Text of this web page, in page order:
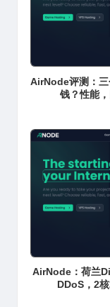
in
AirNode评测：三
钱？性能
in
AirNode：荷兰
DDoS，2